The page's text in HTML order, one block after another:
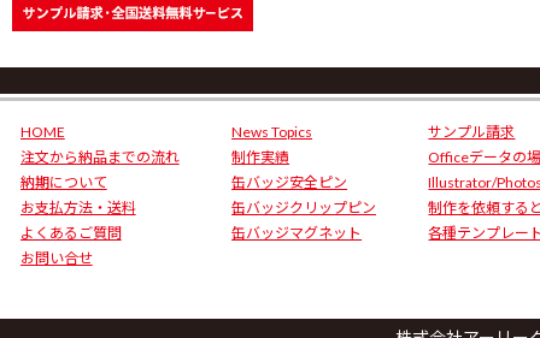
HOME
注文から納品までの流れ
納期について
お支払方法・送料
よくあるご質問
お問い合せ
News Topics
制作実績
缶バッジ安全ピン
缶バッジクリップピン
缶バッジマグネット
サンプル請求
Officeデータの
Illustrator/
制作を依頼する
各種テンプレー